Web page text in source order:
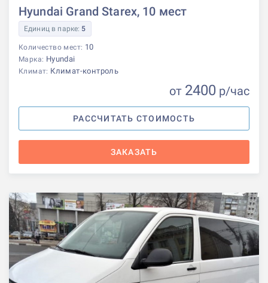
Hyundai Grand Starex, 10 мест
Единиц в парке: 5
Количество мест: 10
Марка: Hyundai
Климат: Климат-контроль
от 2400 р/час
РАССЧИТАТЬ СТОИМОСТЬ
ЗАКАЗАТЬ